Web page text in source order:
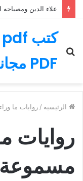
علاء الدين ومصباحه
PDF مجاناعن
الرئيسية / روايات ما
روايات
مسموعة